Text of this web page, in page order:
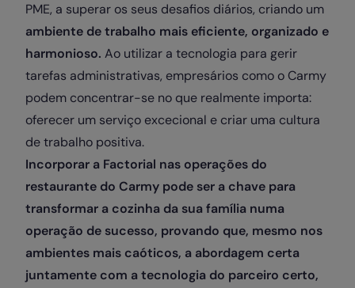
PME, a superar os seus desafios diários, criando um
ambiente de trabalho mais eficiente, organizado e
harmonioso. Ao utilizar a tecnologia para gerir
tarefas administrativas, empresários como o Carmy
podem concentrar-se no que realmente importa:
oferecer um serviço excecional e criar uma cultura
de trabalho positiva.
Incorporar a Factorial nas operações do
restaurante do Carmy pode ser a chave para
transformar a cozinha da sua família numa
operação de sucesso, provando que, mesmo nos
ambientes mais caóticos, a abordagem certa
juntamente com a tecnologia do parceiro certo,